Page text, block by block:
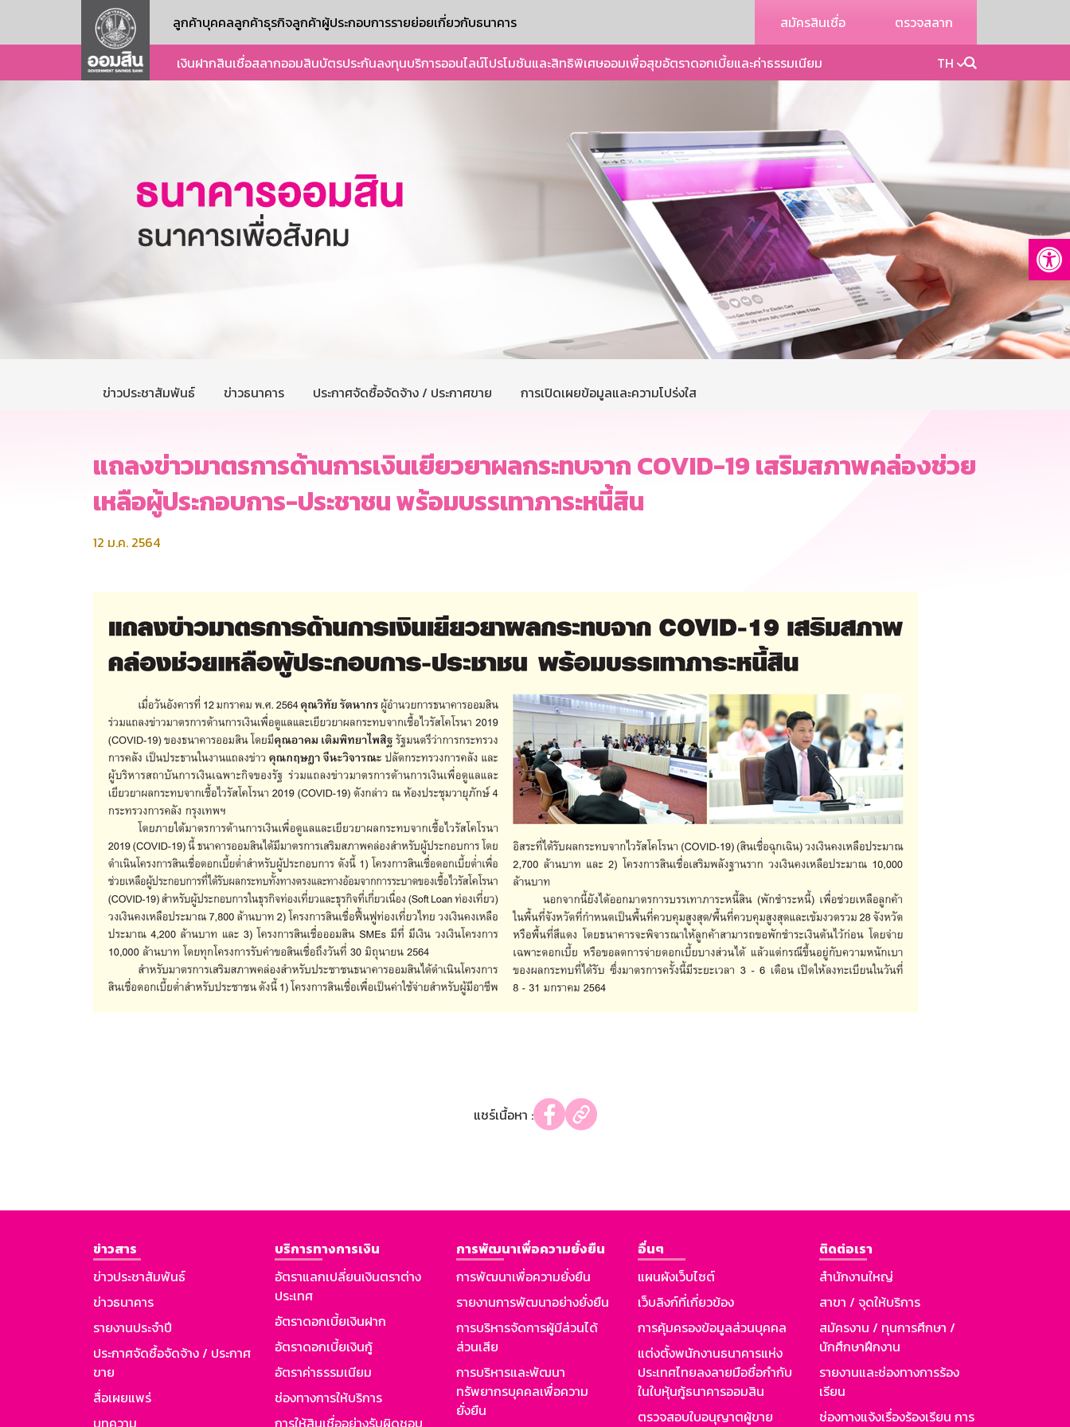
ลูกค้าบุคคลลูกค้าธุรกิจลูกค้าผู้ประกอบการรายย่อยเกี่ยวกับธนาคาร สมัครสินเชื่อ ตรวจสลาก
เงินฝากสินเชื่อสลากออมสินบัตรประกันลงทุนบริการออนไลน์โปรโมชันและสิทธิพิเศษออมเพื่อสุขอัตราดอกเบี้ยและค่าธรรมเนียม TH
ข่าวประชาสัมพันธ์ ข่าวธนาคาร ประกาศจัดซื้อจัดจ้าง / ประกาศขาย การเปิดเผยข้อมูลและความโปร่งใส
แถลงข่าวมาตรการด้านการเงินเยียวยาผลกระทบจาก COVID-19 เสริมสภาพคล่องช่วย
เหลือผู้ประกอบการ-ประชาชน พร้อมบรรเทาภาระหนี้สิน
12 ม.ค. 2564
แชร์เนื้อหา :
ข่าวสาร
ข่าวประชาสัมพันธ์
ข่าวธนาคาร
รายงานประจำปี
ประกาศจัดซื้อจัดจ้าง / ประกาศ
ขาย
สื่อเผยแพร่
บริการทางการเงิน
อัตราแลกเปลี่ยนเงินตราต่าง
ประเทศ
อัตราดอกเบี้ยเงินฝาก
อัตราดอกเบี้ยเงินกู้
อัตราค่าธรรมเนียม
ช่องทางการให้บริการ
การพัฒนาเพื่อความยั่งยืน
การพัฒนาเพื่อความยั่งยืน
รายงานการพัฒนาอย่างยั่งยืน
การบริหารจัดการผู้มีส่วนได้
ส่วนเสีย
การบริหารและพัฒนา
ทรัพยากรบุคคลเพื่อความ
ยั่งยืน
อื่นๆ
แผนผังเว็บไซต์
เว็บลิงก์ที่เกี่ยวข้อง
การคุ้มครองข้อมูลส่วนบุคคล
แต่งตั้งพนักงานธนาคารแห่ง
ประเทศไทยลงลายมือชื่อกำกับ
ในใบหุ้นกู้ธนาคารออมสิน
ตรวจสอบใบอนุญาตผู้ขาย
ติดต่อเรา
สำนักงานใหญ่
สาขา / จุดให้บริการ
สมัครงาน / ทุนการศึกษา /
นักศึกษาฝึกงาน
รายงานและช่องทางการร้อง
เรียน
ช่องทางแจ้งเรื่องร้องเรียน การ